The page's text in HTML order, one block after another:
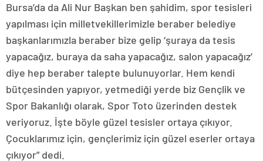
Bursa’da da Ali Nur Başkan ben şahidim, spor tesisleri
yapılması için milletvekillerimizle beraber belediye
başkanlarımızla beraber bize gelip ‘şuraya da tesis
yapacağız, buraya da saha yapacağız, salon yapacağız’
diye hep beraber talepte bulunuyorlar. Hem kendi
bütçesinden yapıyor, yetmediği yerde biz Gençlik ve
Spor Bakanlığı olarak, Spor Toto üzerinden destek
veriyoruz. İşte böyle güzel tesisler ortaya çıkıyor.
Çocuklarımız için, gençlerimiz için güzel eserler ortaya
çıkıyor” dedi.